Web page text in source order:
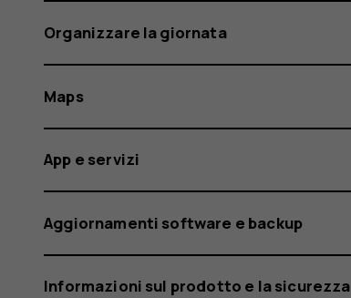
Organizzare la giornata
Maps
App e servizi
Aggiornamenti software e backup
Informazioni sul prodotto e la sicurezza